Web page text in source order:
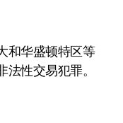
和华盛顿特区等
性交易犯罪。